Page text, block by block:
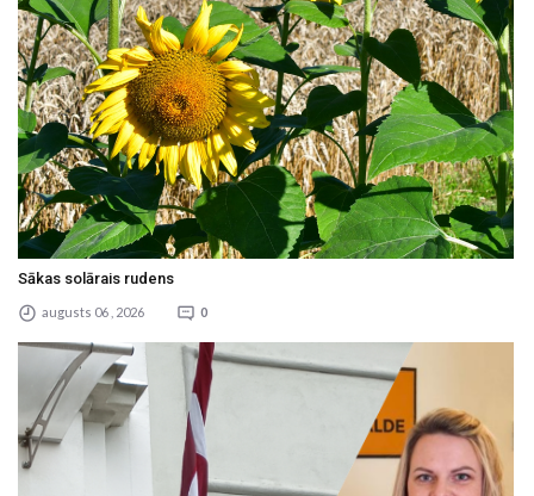
Sākas solārais rudens
augusts 06 , 2026 0